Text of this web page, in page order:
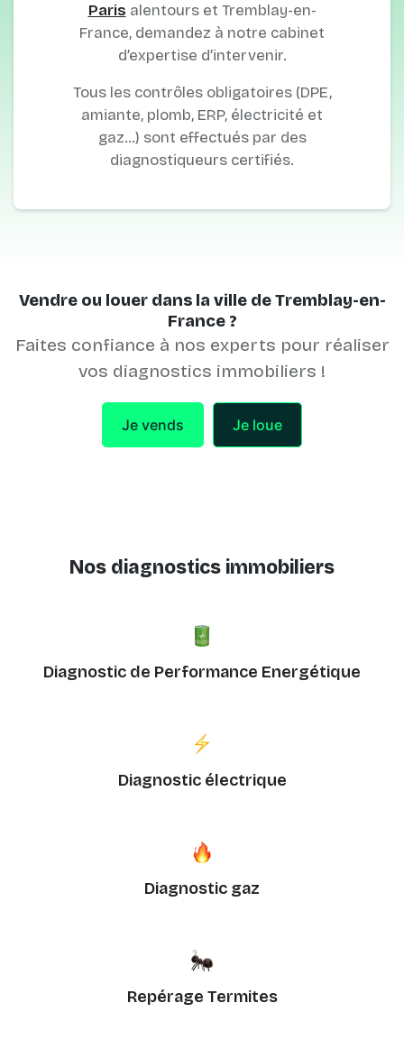
Paris alentours et Tremblay-en-
France, demandez à notre cabinet
d’expertise d’intervenir.
Tous les contrôles obligatoires (DPE,
amiante, plomb, ERP, électricité et
gaz…) sont effectués par des
diagnostiqueurs certifiés.
Vendre ou louer dans la ville de Tremblay-en-
France ?
Faites confiance à nos experts pour réaliser
vos diagnostics immobiliers !
Je vends Je loue
Nos diagnostics immobiliers
Diagnostic de Performance Energétique
Diagnostic électrique
Diagnostic gaz
Repérage Termites